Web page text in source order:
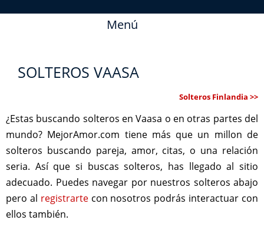
Menú
SOLTEROS VAASA
Solteros Finlandia >>
¿Estas buscando solteros en Vaasa o en otras partes del
mundo? MejorAmor.com tiene más que un millon de
solteros buscando pareja, amor, citas, o una relación
seria. Así que si buscas solteros, has llegado al sitio
adecuado. Puedes navegar por nuestros solteros abajo
pero al registrartecon nosotros podrás interactuar con
ellos también.